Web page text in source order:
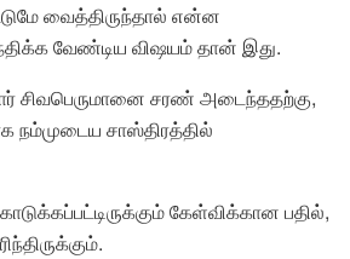
வைத்திருந்தால் என்ன
வேண்டிய விஷயம் தான் இது.
சிவபெருமானை சரண் அடைந்ததற்கு,
நம்முடைய சாஸ்திரத்தில்
கேள்விக்கான பதில்,